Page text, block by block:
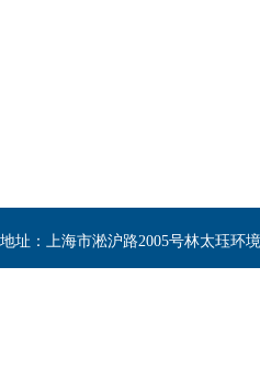
地址：上海市淞沪路2005号林太珏环